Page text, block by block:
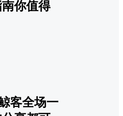
你值得
客全场一